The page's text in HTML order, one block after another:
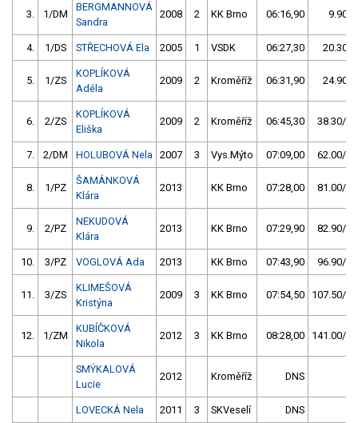
3. 1/DM
BERGMANNOVÁ
Sandra
2008 2 KK Brno 06:16,90 9.90/
4. 1/DS STŘECHOVÁ Ela 2005 1 VSDK 06:27,30 20.30/
5. 1/ZS
KOPLÍKOVÁ
Adéla
2009 2 Kroměříž 06:31,90 24.90/
6. 2/ZS
KOPLÍKOVÁ
Eliška
2009 2 Kroměříž 06:45,30 38.30/
7. 2/DM HOLUBOVÁ Nela 2007 3 Vys.Mýto 07:09,00 62.00/
8. 1/PZ
ŠAMÁNKOVÁ
Klára
2013 KK Brno 07:28,00 81.00/
9. 2/PZ
NEKUDOVÁ
Klára
2013 KK Brno 07:29,90 82.90/
10. 3/PZ VOGLOVÁ Ada 2013 KK Brno 07:43,90 96.90/
11. 3/ZS
KLIMEŠOVÁ
Kristýna
2009 3 KK Brno 07:54,50 107.50/
12. 1/ZM
KUBÍČKOVÁ
Nikola
2012 3 KK Brno 08:28,00 141.00/
SMÝKALOVÁ
Lucie
2012 Kroměříž DNS
LOVECKÁ Nela 2011 3 SKVeselí DNS